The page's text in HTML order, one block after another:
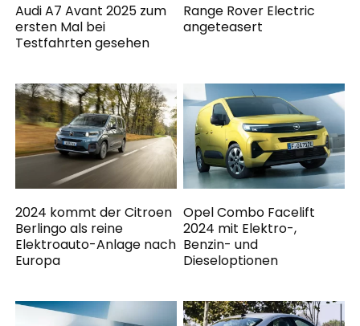
Audi A7 Avant 2025 zum
ersten Mal bei
Testfahrten gesehen
Range Rover Electric
angeteasert
2024 kommt der Citroen
Berlingo als reine
Elektroauto-Anlage nach
Europa
Opel Combo Facelift
2024 mit Elektro-,
Benzin- und
Dieseloptionen